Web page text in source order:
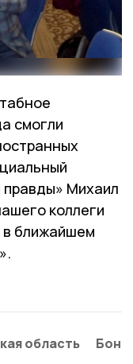
смогли
правды» Михаил
коллеги
в ближайшем
область